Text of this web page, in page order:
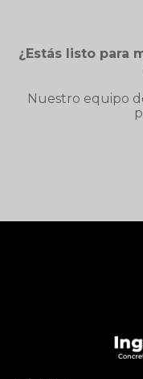
¿Estás listo para
Nuestro equipo